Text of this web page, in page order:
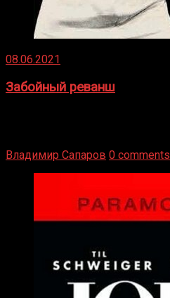
08.06.2021
Забойный реванш
Владимир Сапаров 0 comments